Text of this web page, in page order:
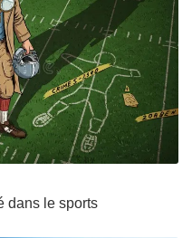
dans le sports